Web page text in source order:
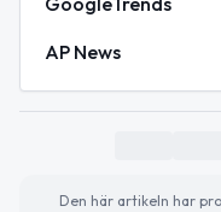
AP News
Den här artikeln har